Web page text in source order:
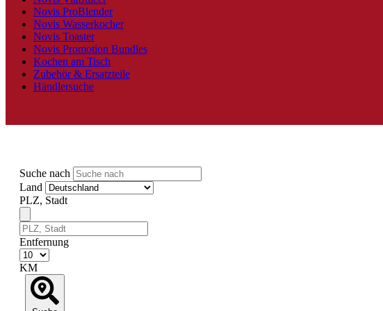
Novis ProBlender
Novis Wasserkocher
Novis Toaster
Novis Promotion Bundles
Kochen am Tisch
Zubehör & Ersatzteile
Händlersuche
Suche nach
Land
PLZ, Stadt
Entfernung
KM